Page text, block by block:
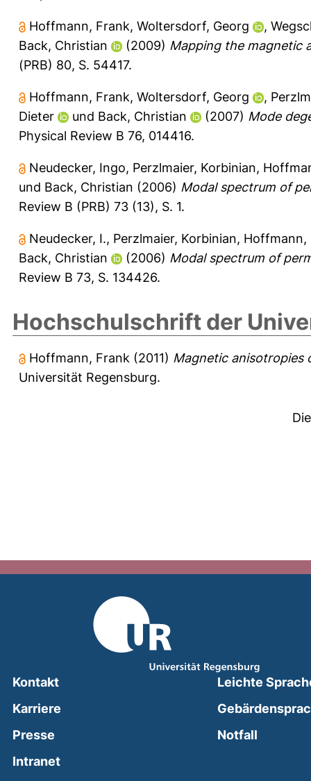
Hoffmann, Frank, Woltersdorf, Georg ,
Back, Christian
(2009) Mapping the magnetic
(PRB) 80, S. 54417.
Hoffmann, Frank, Woltersdorf, Georg ,
Dieter
und Back, Christian (2007) Mode
Physical Review B 76, 014416.
Neudecker, Ingo, Perzlmaier, Korbinian,
und Back, Christian (2006) Modal spectrum of
Review B (PRB) 73 (13), S. 1.
Neudecker, I., Perzlmaier, Korbinian, Hoffmann,
Back, Christian
(2006) Modal spectrum of
Review B 73, S. 134426.
Hochschulschrift der
Hoffmann, Frank (2011) Magnetic anisotropies
Universität Regensburg.
Kontakt
Karriere
Presse
Intranet(external link, opens in a new window)
Leichte
Notfall